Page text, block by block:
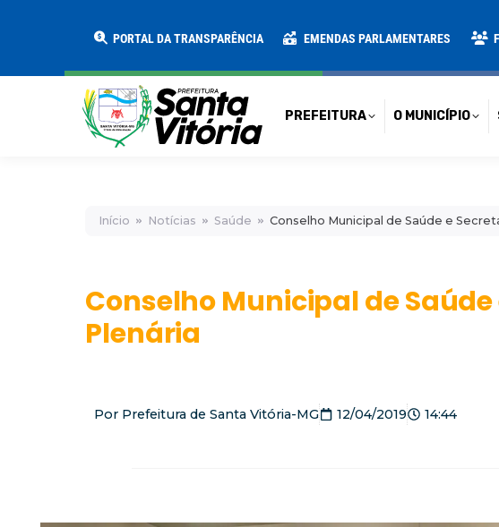
PORTAL DA TRANSPARÊNCIA EMENDAS PARLAMENTARES
PREFEITURA O MUNICÍPIO
Início Notícias Saúde Conselho Municipal de Saúde e
Conselho Municipal de
Plenária
Por Prefeitura de Santa Vitória-MG 12/04/2019 14:44